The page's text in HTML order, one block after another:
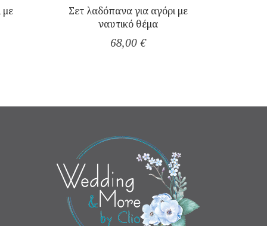
με
Σετ λαδόπανα για αγόρι με
ναυτικό θέμα
68,00 €